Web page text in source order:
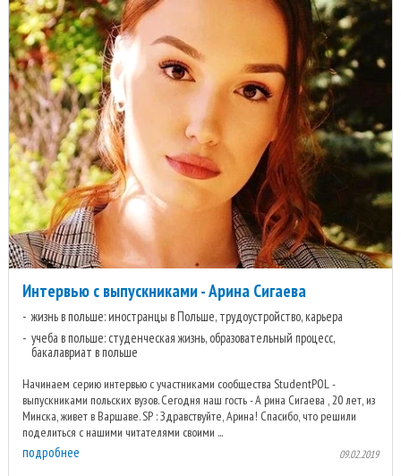
Интервью с выпускниками - Арина Сигаева
жизнь в польше: иностранцы в Польше, трудоустройство, карьера
учеба в польше: студенческая жизнь, образовательный процесс,
бакалавриат в польше
Начинаем серию интервью с участниками сообщества StudentPOL -
выпускниками польских вузов. Сегодня наш гость - А рина Сигаева , 20 лет, из
Минска, живет в Варшаве. SP : Здравствуйте, Арина! Спасибо, что решили
поделиться с нашими читателями своими ...
подробнее 09.02.2019